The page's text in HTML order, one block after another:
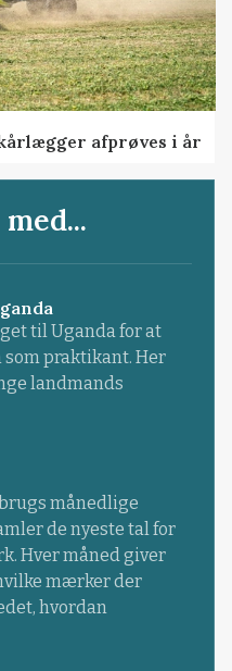
afprøves i år
til Uganda for at
praktikant. Her
landmands
månedlige
de nyeste tal for
Hver måned giver
mærker der
hvordan